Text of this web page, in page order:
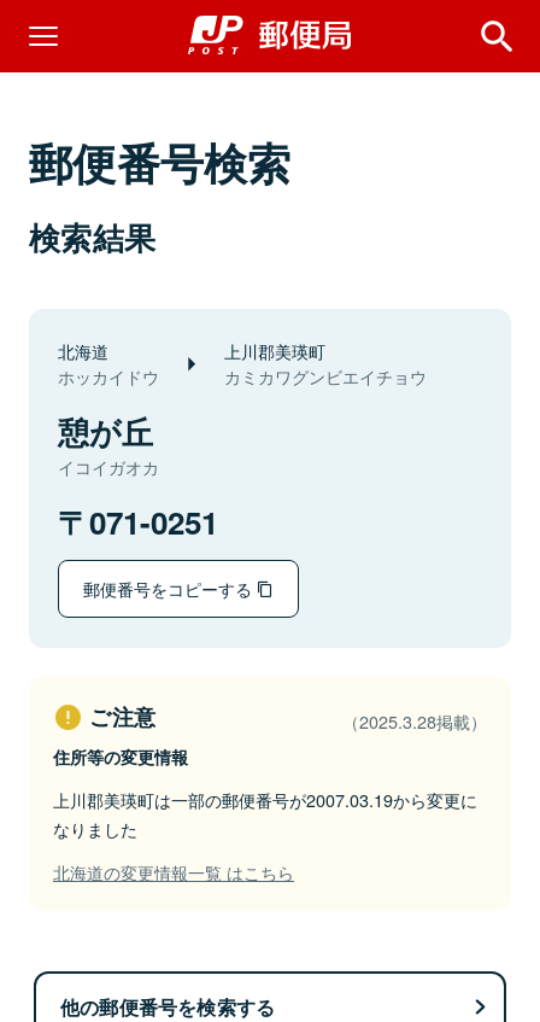
郵便番号検索
検索結果
北海道
ホッカイドウ
上川郡美瑛町
カミカワグンビエイチョウ
憩が丘
イコイガオカ
071-0251
郵便番号をコピーする
ご注意 （2025.3.28掲載）
住所等の変更情報
上川郡美瑛町は一部の郵便番号が2007.03.19から変更に
なりました
北海道の変更情報一覧 はこちら
他の郵便番号を検索する